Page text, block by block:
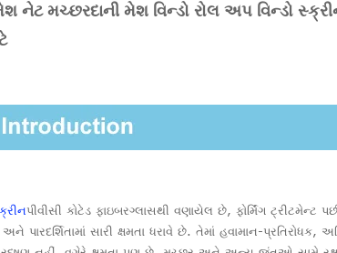
નેટ મચ્છરદાની મેશ વિન્ડો રોલ અપ વિન્ડો
પીવીસી કોટેડ ફાઇબરગ્લાસથી વણાયેલ છે, ફોર્મિંગ
સારી ક્ષમતા ધરાવે છે. તેમાં હવામાન-પ્રતિરોધક,